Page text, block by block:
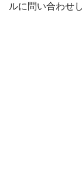
ルに問い合わせ